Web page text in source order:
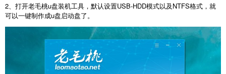
2、打开老毛桃u盘装机工具，默认设置USB-HDD模式以及NTFS格式，就
可以一键制作成u盘启动盘了。